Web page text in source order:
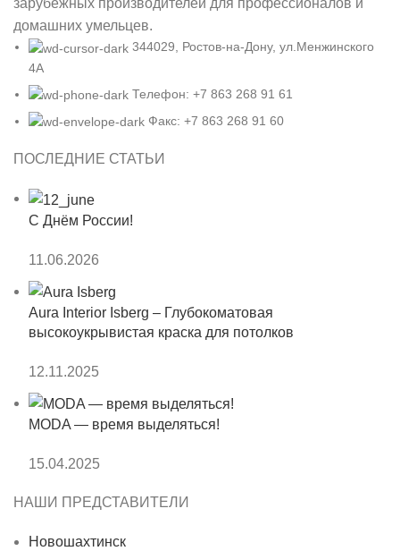
зарубежных производителей для профессионалов и
домашних умельцев.
344029, Ростов-на-Дону, ул.Менжинского
4А
Телефон: +7 863 268 91 61
Факс: +7 863 268 91 60
ПОСЛЕДНИЕ СТАТЬИ
С Днём России!
11.06.2026
Aura Interior Isberg – Глубокоматовая
высокоукрывистая краска для потолков
12.11.2025
MODA — время выделяться!
15.04.2025
НАШИ ПРЕДСТАВИТЕЛИ
Новошахтинск